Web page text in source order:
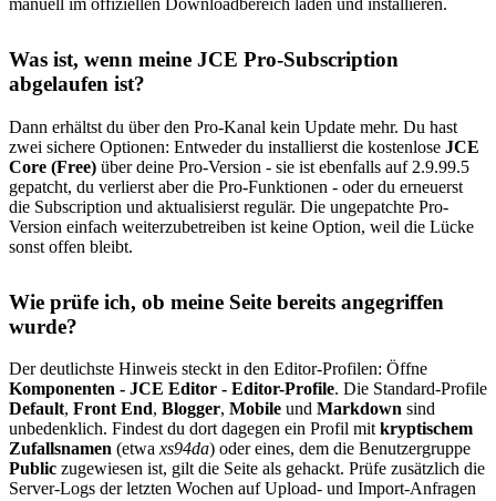
Was ist, wenn meine JCE Pro-Subscription
abgelaufen ist?
Dann erhältst du über den Pro-Kanal kein Update mehr. Du hast
zwei sichere Optionen: Entweder du installierst die kostenlose JCE
Core (Free) über deine Pro-Version - sie ist ebenfalls auf 2.9.99.5
gepatcht, du verlierst aber die Pro-Funktionen - oder du erneuerst
die Subscription und aktualisierst regulär. Die ungepatchte Pro-
Version einfach weiterzubetreiben ist keine Option, weil die Lücke
sonst offen bleibt.
Wie prüfe ich, ob meine Seite bereits angegriffen
wurde?
Der deutlichste Hinweis steckt in den Editor-Profilen: Öffne
Komponenten - JCE Editor - Editor-Profile. Die Standard-Profile
Default, Front End, Blogger, Mobile und Markdown sind
unbedenklich. Findest du dort dagegen ein Profil mit kryptischem
Zufallsnamen (etwa xs94da) oder eines, dem die Benutzergruppe
Public zugewiesen ist, gilt die Seite als gehackt. Prüfe zusätzlich die
Server-Logs der letzten Wochen auf Upload- und Import-Anfragen